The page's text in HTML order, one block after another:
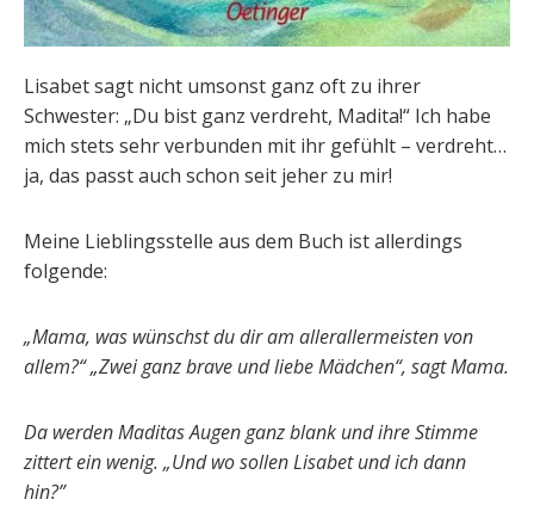
Lisabet sagt nicht umsonst ganz oft zu ihrer
Schwester: „Du bist ganz verdreht, Madita!“ Ich habe
mich stets sehr verbunden mit ihr gefühlt – verdreht…
ja, das passt auch schon seit jeher zu mir!
Meine Lieblingsstelle aus dem Buch ist allerdings
folgende:
„Mama, was wünschst du dir am allerallermeisten von
allem?“ „Zwei ganz brave und liebe Mädchen“, sagt Mama.
Da werden Maditas Augen ganz blank und ihre Stimme
zittert ein wenig. „Und wo sollen Lisabet und ich dann
hin?”